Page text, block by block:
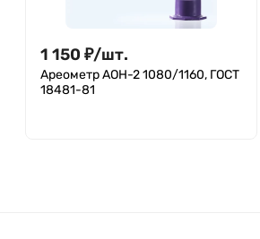
1 150 ₽/шт.
Ареометр АОН-2 1080/1160, ГОСТ
18481-81